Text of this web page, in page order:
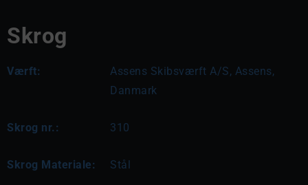
Skrog
Værft:
Assens Skibsværft A/S, Assens,
Danmark
Skrog nr.: 310
Skrog Materiale: Stål